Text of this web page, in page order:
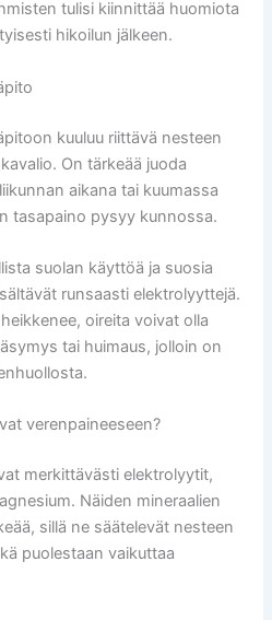
tulisi kiinnittää huomiota
hikoilun jälkeen.
kuuluu riittävä nesteen
On tärkeää juoda
aikana tai kuumassa
tasapaino pysyy kunnossa.
suolan käyttöä ja suosia
runsaasti elektrolyyttejä.
oireita voivat olla
tai huimaus, jolloin on
verenpaineeseen?
merkittävästi elektrolyytit,
Näiden mineraalien
sillä ne säätelevät nesteen
puolestaan vaikuttaa